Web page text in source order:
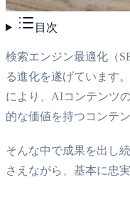
目次
検索エンジン最適化（
る進化を遂げています
により、AIコンテンツ
的な価値を持つコンテ
そんな中で成果を出し
さえながら、基本に忠